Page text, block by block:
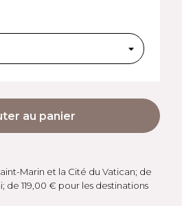
au panier
Marin et la Cité du Vatican; de
119,00 € pour les destinations